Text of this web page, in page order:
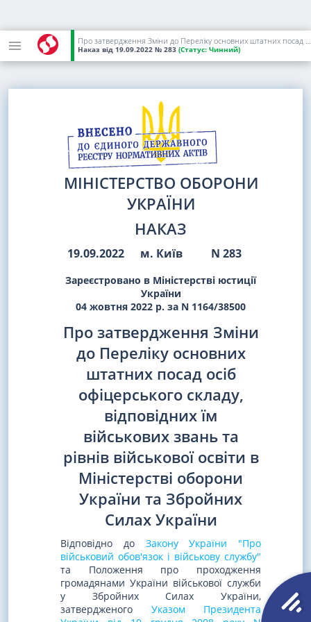
Про затвердження Зміни до Переліку основних штатних посад осіб офіцерського складу, відповідних їм військових звань та рівнів військової освіти в Міністерстві оборони України та Збройних Силах України
Наказ від 19.09.2022 № 283 (Статус: Чинний)
МІНІСТЕРСТВО ОБОРОНИ
УКРАЇНИ
НАКАЗ
19.09.2022 м. Київ N 283
Зареєстровано в Міністерстві юстиції
України
04 жовтня 2022 р. за N 1164/38500
Про затвердження Зміни
до Переліку основних
штатних посад осіб
офіцерського складу,
відповідних їм
військових звань та
рівнів військової освіти в
Міністерстві оборони
України та Збройних
Силах України
Відповідно до Закону України "Про
військовий обов'язок і військову службу"
та Положення про проходження
громадянами України військової служби
у Збройних Силах України,
затвердженого Указом Президента